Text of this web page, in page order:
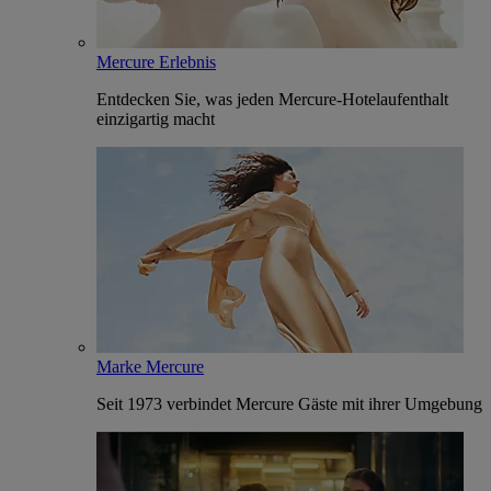
Mercure Erlebnis
Entdecken Sie, was jeden Mercure-Hotelaufenthalt
einzigartig macht
Marke Mercure
Seit 1973 verbindet Mercure Gäste mit ihrer Umgebung